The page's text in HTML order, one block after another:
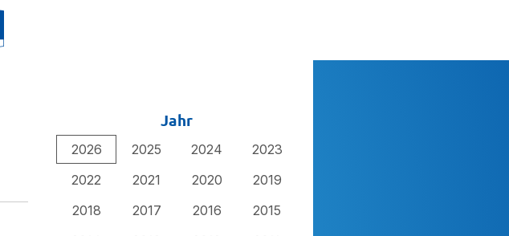
Jahr
2026 2025 2024
2023
2022
2021 2020
2019
2018
2017 2016
2015